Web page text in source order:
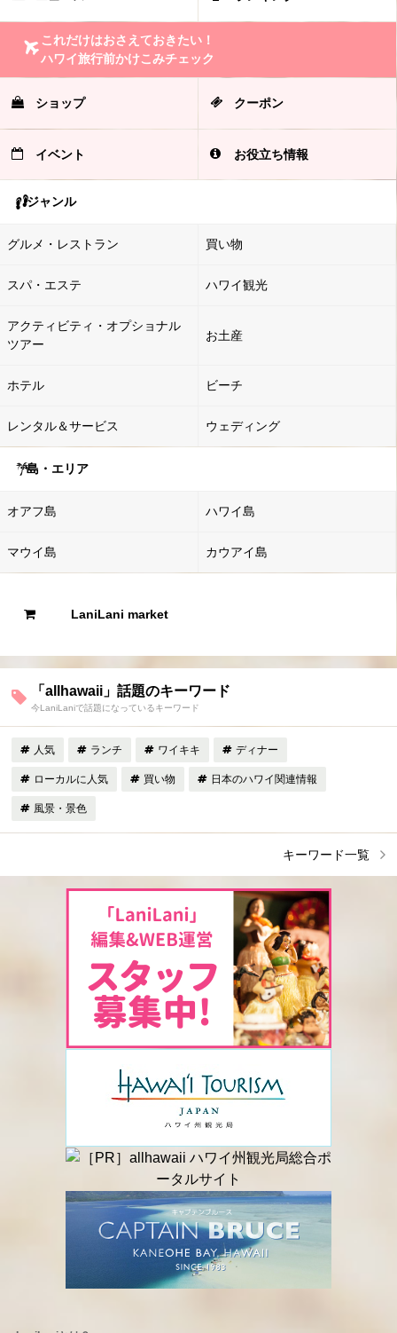
これだけはおさえておきたい！
ハワイ旅行前かけこみチェック
ショップ クーポン
イベント お役立ち情報
ジャンル
グルメ・レストラン 買い物
スパ・エステ ハワイ観光
アクティビティ・オプショナル
ツアー
お土産
ホテル ビーチ
レンタル＆サービス ウェディング
島・エリア
オアフ島 ハワイ島
マウイ島 カウアイ島
LaniLani market
「allhawaii」話題のキーワード
今LaniLaniで話題になっているキーワード
人気 ランチ ワイキキ ディナー
ローカルに人気 買い物 日本のハワイ関連情報
風景・景色
キーワード一覧